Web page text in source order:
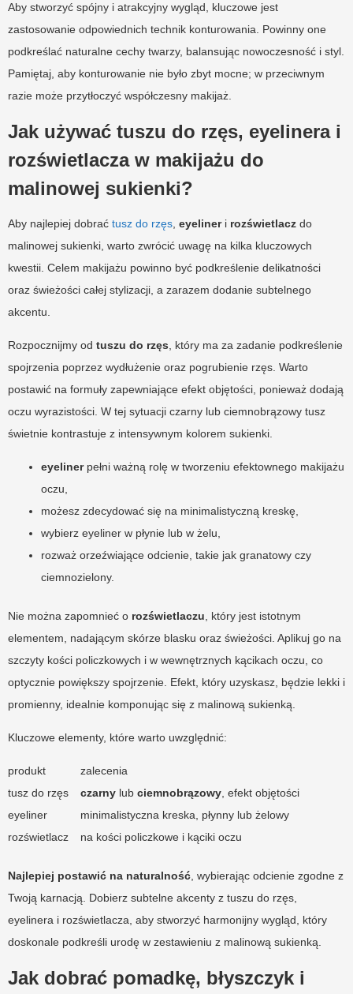
Aby stworzyć spójny i atrakcyjny wygląd, kluczowe jest
zastosowanie odpowiednich technik konturowania. Powinny one
podkreślać naturalne cechy twarzy, balansując nowoczesność i styl.
Pamiętaj, aby konturowanie nie było zbyt mocne; w przeciwnym
razie może przytłoczyć współczesny makijaż.
Jak używać tuszu do rzęs, eyelinera i
rozświetlacza w makijażu do
malinowej sukienki?
Aby najlepiej dobrać tusz do rzęs eyelineri rozświetlacz do
malinowej sukienki, warto zwrócić uwagę na kilka kluczowych
kwestii. Celem makijażu powinno być podkreślenie delikatności
oraz świeżości całej stylizacji, a zarazem dodanie subtelnego
akcentu.
Rozpocznijmy od tuszu do rzęs , który ma za zadanie podkreślenie
spojrzenia poprzez wydłużenie oraz pogrubienie rzęs. Warto
postawić na formuły zapewniające efekt objętości, ponieważ dodają
oczu wyrazistości. W tej sytuacji czarny lub ciemnobrązowy tusz
świetnie kontrastuje z intensywnym kolorem sukienki.
eyelinerpełni ważną rolę w tworzeniu efektownego makijażu
oczu,
możesz zdecydować się na minimalistyczną kreskę,
wybierz eyeliner w płynie lub w żelu,
rozważ orzeźwiające odcienie, takie jak granatowy czy
ciemnozielony.
Nie można zapomnieć o rozświetlaczu , który jest istotnym
elementem, nadającym skórze blasku oraz świeżości. Aplikuj go na
szczyty kości policzkowych i w wewnętrznych kącikach oczu, co
optycznie powiększy spojrzenie. Efekt, który uzyskasz, będzie lekki i
promienny, idealnie komponując się z malinową sukienką.
Kluczowe elementy, które warto uwzględnić:
produkt
zalecenia
tusz do rzęs
czarny lub ciemnobrązowy , efekt objętości
eyeliner
minimalistyczna kreska, płynny lub żelowy
rozświetlacz
na kości policzkowe i kąciki oczu
Najlepiej postawić na naturalność , wybierając odcienie zgodne z
Twoją karnacją. Dobierz subtelne akcenty z tuszu do rzęs,
eyelinera i rozświetlacza, aby stworzyć harmonijny wygląd, który
doskonale podkreśli urodę w zestawieniu z malinową sukienką.
Jak dobrać pomadkę, błyszczyk i